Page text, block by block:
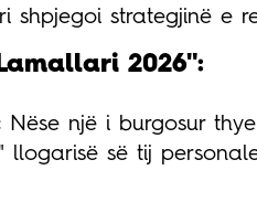
shpjegoi strategjinë e
2026":
Nëse një i burgosur
llogarisë së tij